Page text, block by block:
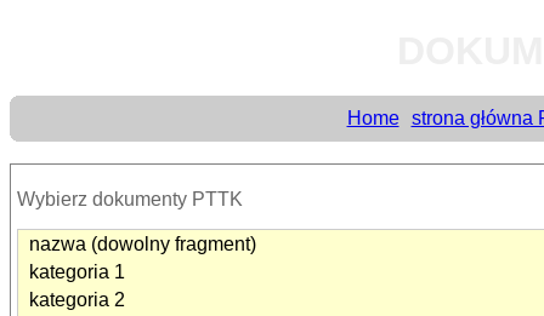
Home strona główna
Wybierz dokumenty PTTK
nazwa (dowolny fragment)
kategoria 1
kategoria 2